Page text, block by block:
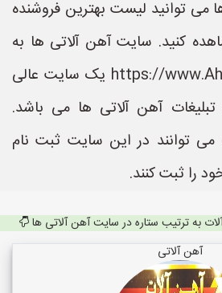
می توانید لیست بهترین فروشنده
کنید. سایت آهن آلاتی ها به
نشانی https://www.AhanAlatiHa.ir یک سایت عالی
آهن آلاتی ها می باشد.
می توانند در این سایت ثبت نام
را ثبت کنند.
به ترتیب ستاره در سایت آهن آلاتی ها
آهن آلاتی